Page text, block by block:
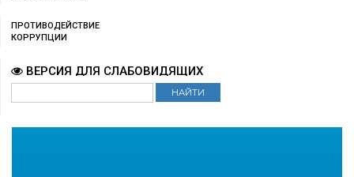
ПРОТИВОДЕЙСТВИЕ
КОРРУПЦИИ
ВЕРСИЯ ДЛЯ СЛАБОВИДЯЩИХ